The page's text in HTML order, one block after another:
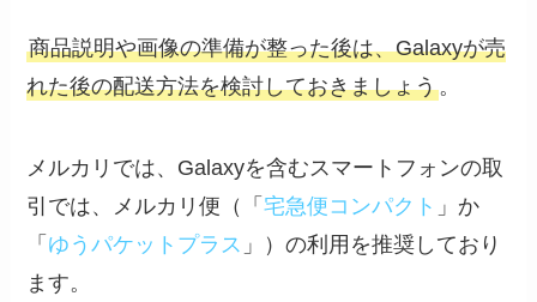
商品説明や画像の準備が整った後は、Galaxyが売
れた後の配送方法を検討しておきましょう。
メルカリでは、Galaxyを含むスマートフォンの取
引では、メルカリ便（「宅急便コンパクト 」か
「 ゆうパケットプラス 」）の利用を推奨しており
ます。